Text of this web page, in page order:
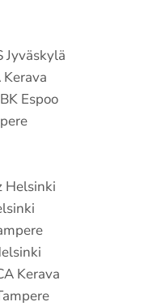
Jyväskylä
Espoo
Helsinki
Kerava